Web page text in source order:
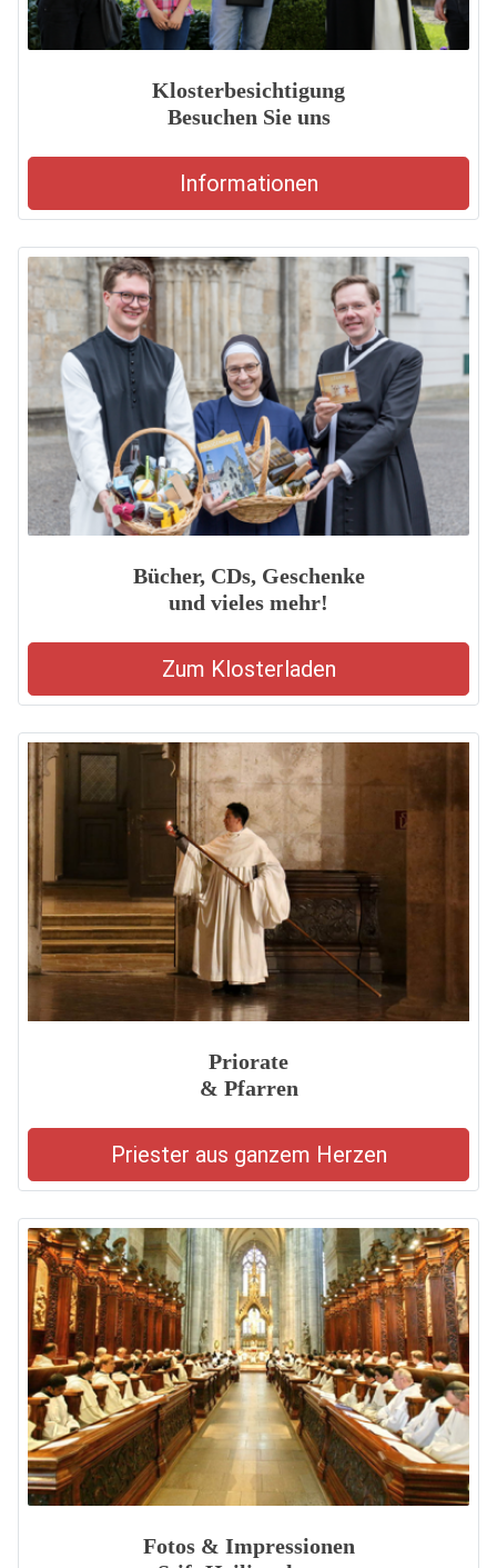
Klosterbesichtigung
Besuchen Sie uns
Informationen
Bücher, CDs, Geschenke
und vieles mehr!
Zum Klosterladen
Priorate
& Pfarren
Priester aus ganzem Herzen
Fotos & Impressionen